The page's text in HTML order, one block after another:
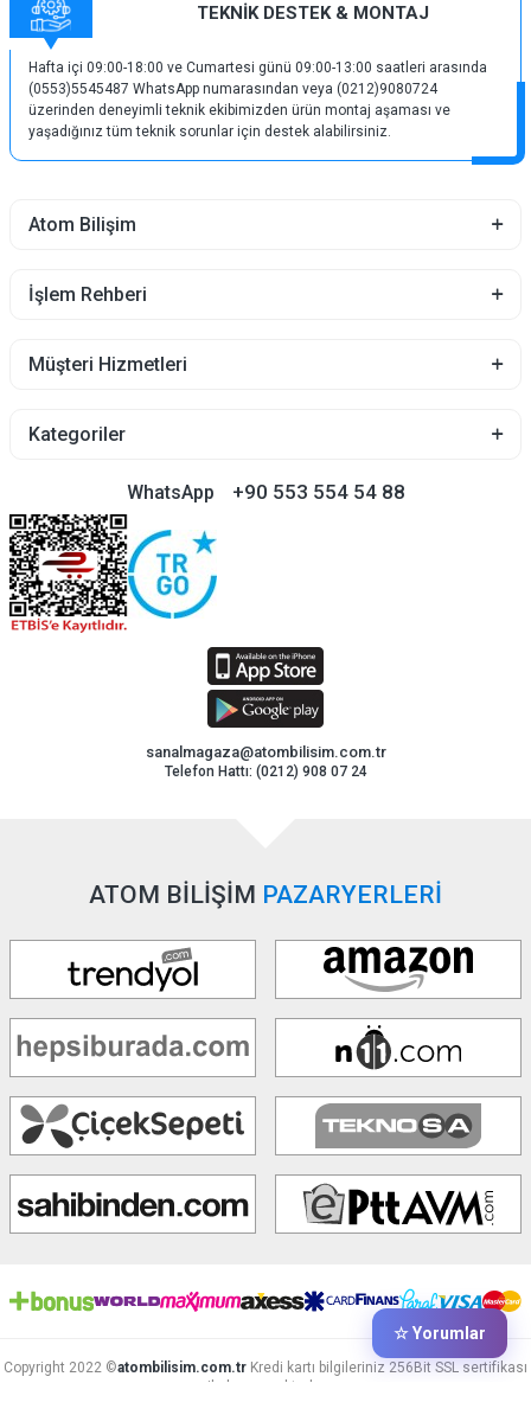
☆ Yorumlar
TEKNİK DESTEK & MONTAJ
Hafta içi 09:00-18:00 ve Cumartesi günü 09:00-13:00 saatleri arasında
(0553)5545487 WhatsApp numarasından veya (0212)9080724
üzerinden deneyimli teknik ekibimizden ürün montaj aşaması ve
yaşadığınız tüm teknik sorunlar için destek alabilirsiniz.
Atom Bilişim
İşlem Rehberi
Müşteri Hizmetleri
Kategoriler
WhatsApp +90 553 554 54 88
sanalmagaza@atombilisim.com.tr
Telefon Hattı: (0212) 908 07 24
ATOM BİLİŞİM PAZARYERLERİ
Copyright 2022 ©atombilisim.com.tr Kredi kartı bilgileriniz 256Bit SSL sertifikası
ile korunmaktadır.